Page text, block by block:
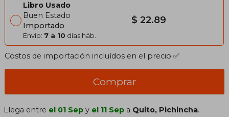
Libro Usado
Buen Estado
Importado
Envío: 7 a 10 días háb.
$ 22.89
Costos de importación incluídos en el precio ✅
Comprar
Llega entre el 01 Sep y el 11 Sep a Quito, Pichincha.